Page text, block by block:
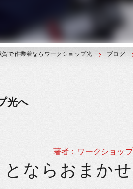
賀で作業着ならワークショップ光 ブログ
光へ
著者：ワークショッ
とならおまかせ